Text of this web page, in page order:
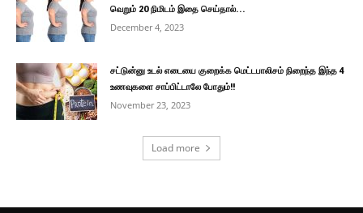
வெறும் 20 நிமிடம் இதை செய்தால்...
December 4, 2023
சட்டுன்னு உடல் எடையை குறைக்க மெட்டபாலிசம் நிறைந்த இந்த 4
உணவுகளை சாப்பிட்டாலே போதும்!!
November 23, 2023
Load more